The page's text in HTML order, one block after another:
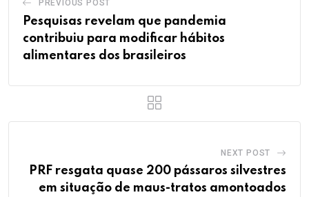
PREVIOUS POST
Pesquisas revelam que pandemia
contribuiu para modificar hábitos
alimentares dos brasileiros
NEXT POST
PRF resgata quase 200 pássaros silvestres
em situação de maus-tratos amontoados